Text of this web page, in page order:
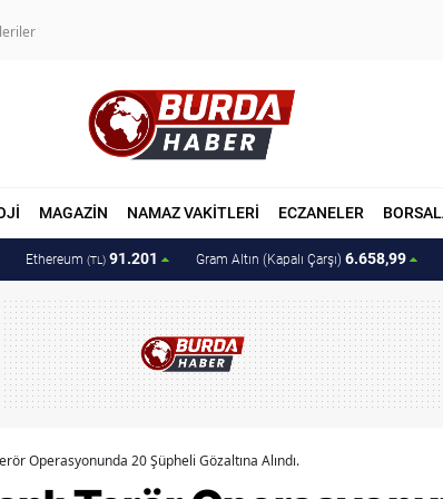
MAGAZİN NAMAZ VAKİTLERİ ECZANELER
Ethereum (TL) 91.201 Gram Altın (Kapalı Çarşı) 6.658,99
Operasyonunda 20 Şüpheli Gözaltına Alındı.